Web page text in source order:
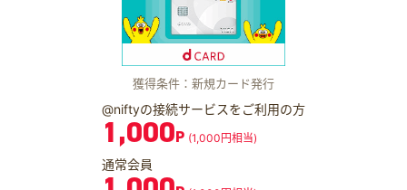
獲得条件：新規カード発行
@niftyの接続サービスをご利用の方
1,000P (1,000円相当)
通常会員